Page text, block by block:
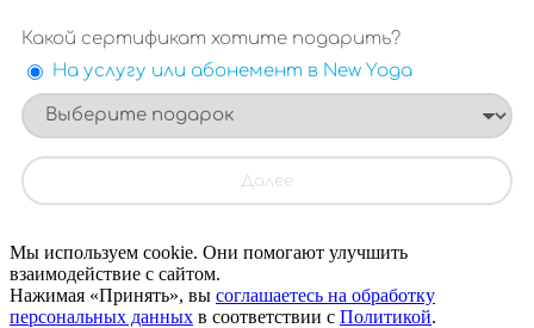
Мы используем cookie. Они помогают улучшить
взаимодействие с сайтом.
Нажимая «Принять», вы соглашаетесь на обработку
персональных данных в соответствии с Политикой.